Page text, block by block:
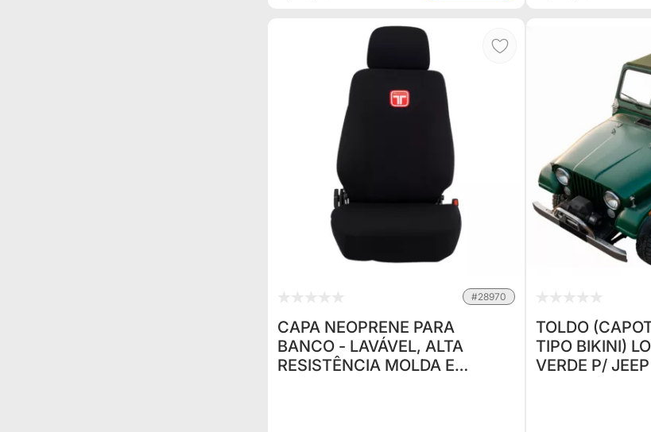
#28970
CAPA NEOPRENE PARA
BANCO - LAVÁVEL, ALTA
RESISTÊNCIA MOLDA E
TOLDO
TIPO BIKINI)
VERDE P/